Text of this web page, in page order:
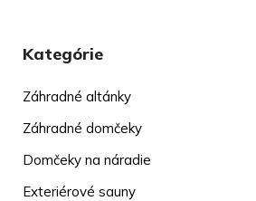
Kategórie
Záhradné altánky
Záhradné domčeky
Domčeky na náradie
Exteriérové sauny